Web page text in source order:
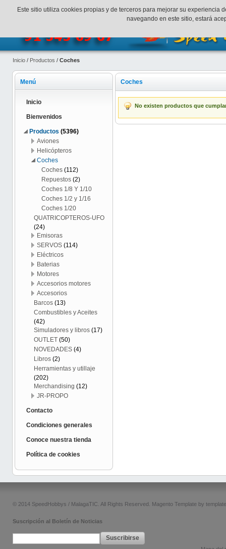
¡Bienvenidos a SpeedHobbys! Mi cuenta Finalizar
Inicio / Productos / Coches
Coches
No existen productos que
Menú
Inicio
Bienvenidos
Productos (5396)
Aviones
Helicópteros
Coches
Coches (112)
Repuestos (2)
Coches 1/8 Y 1/10
Coches 1/2 y 1/16
Coches 1/20
QUATRICOPTEROS-UFO
(24)
Emisoras
SERVOS (114)
Eléctricos
Baterias
Motores
Accesorios motores
Accesorios
Barcos (13)
Combustibles y Aceites
(42)
Simuladores y libros (17)
OUTLET (50)
NOVEDADES (4)
Libros (2)
Herramientas y utillaje
(202)
Merchandising (12)
JR-PROPO
Contacto
Condiciones generales
Conoce nuestra tienda
Política de cookies
© 2014 SpeedHobbys / MalagaTIC. All Rights Reserved. Magento Template by
Suscripción al Boletín de Noticias
Suscribirse
Este sitio utiliza cookies propias y de terceros para mejorar su
navegando en este sitio, estará